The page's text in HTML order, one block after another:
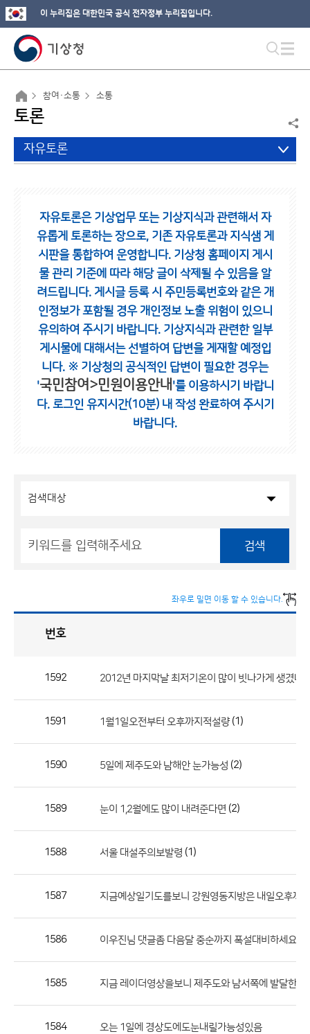
이 누리집은 대한민국 공식 전자정부 누리집입니다.
참여·소통 소통
토론
자유토론
자유토론은 기상업무 또는 기상지식과 관련해서 자
유롭게 토론하는 장으로, 기존 자유토론과 지식샘 게
시판을 통합하여 운영합니다. 기상청 홈페이지 게시
물 관리 기준에 따라 해당 글이 삭제될 수 있음을 알
려드립니다. 게시글 등록 시 주민등록번호와 같은 개
인정보가 포함될 경우 개인정보 노출 위험이 있으니
유의하여 주시기 바랍니다. 기상지식과 관련한 일부
게시물에 대해서는 선별하여 답변을 게재할 예정입
니다. ※ 기상청의 공식적인 답변이 필요한 경우는
'국민참여>민원이용안내 '를 이용하시기 바랍니
다. 로그인 유지시간(10분) 내 작성 완료하여 주시기
바랍니다.
검색
좌우로 밀면 이동 할 수 있습니다.
론
호,
록
번호
1592 2012년 마지막날 최저기온이 많이 빗나가게 생겼네
1591 1월1일오전부터 오후까지적설량(1)
1590 5일에 제주도와 남해안 눈가능성 (2)
1589 눈이 1,2월에도 많이 내려준다면 (2)
1588 서울 대설주의보발령 (1)
1587 지금예상일기도를보니 강원영동지방은 내일오후까
1586 이우진님 댓글좀 다음달 중순까지 폭설대비하세요
1585 지금 레이더영상을보니 제주도와 남서쪽에 발달한눈
1584 오는 1일에 경상도에도눈내릴가능성있음